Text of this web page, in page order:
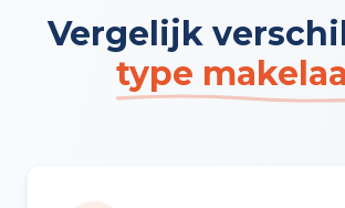
Vergelijk
type